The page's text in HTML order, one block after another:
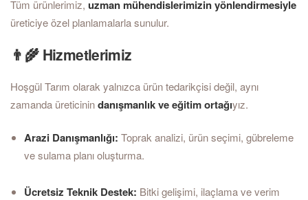
Tüm ürünlerimiz, uzman mühendislerimizin yönlendirmesiyle
üreticiye özel planlamalarla sunulur.
👨‍🌾 Hizmetlerimiz
Hoşgül Tarım olarak yalnızca ürün tedarikçisi değil, aynı
zamanda üreticinindanışmanlık ve eğitim ortağıyız.
Arazi Danışmanlığı: Toprak analizi, ürün seçimi, gübreleme
ve sulama planı oluşturma.
Ücretsiz Teknik Destek: Bitki gelişimi, ilaçlama ve verim